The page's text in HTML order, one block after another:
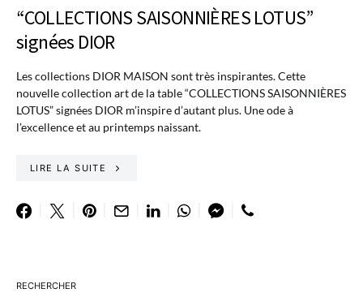
“COLLECTIONS SAISONNIÈRES LOTUS”
signées DIOR
Les collections DIOR MAISON sont très inspirantes. Cette
nouvelle collection art de la table “COLLECTIONS SAISONNIÈRES
LOTUS” signées DIOR m’inspire d’autant plus. Une ode à
l’excellence et au printemps naissant.
LIRE LA SUITE
RECHERCHER